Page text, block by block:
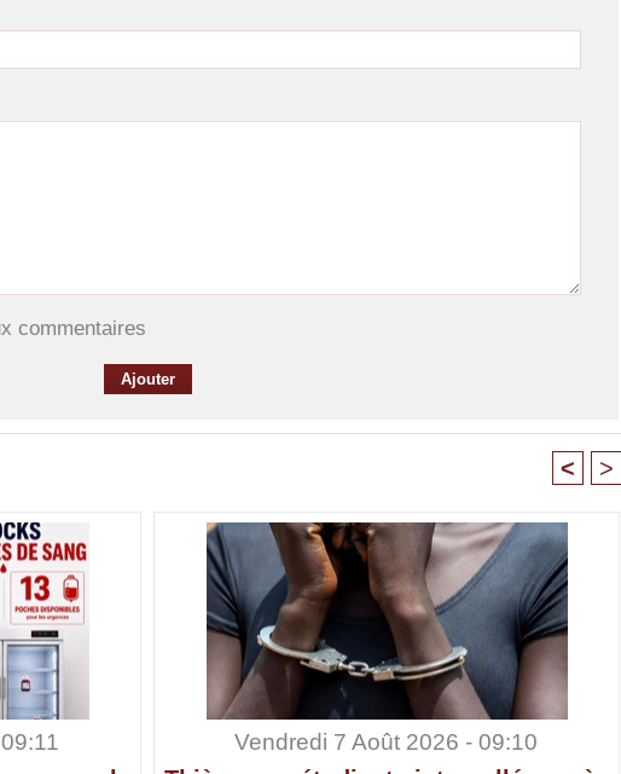
commentaires
< >
Vendredi 7 Août 2026 - 09:10